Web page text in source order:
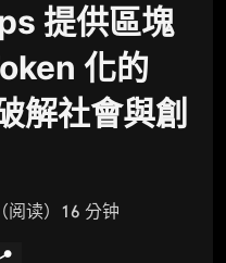
提供區塊
化的
解社會與創
阅读）16 分钟